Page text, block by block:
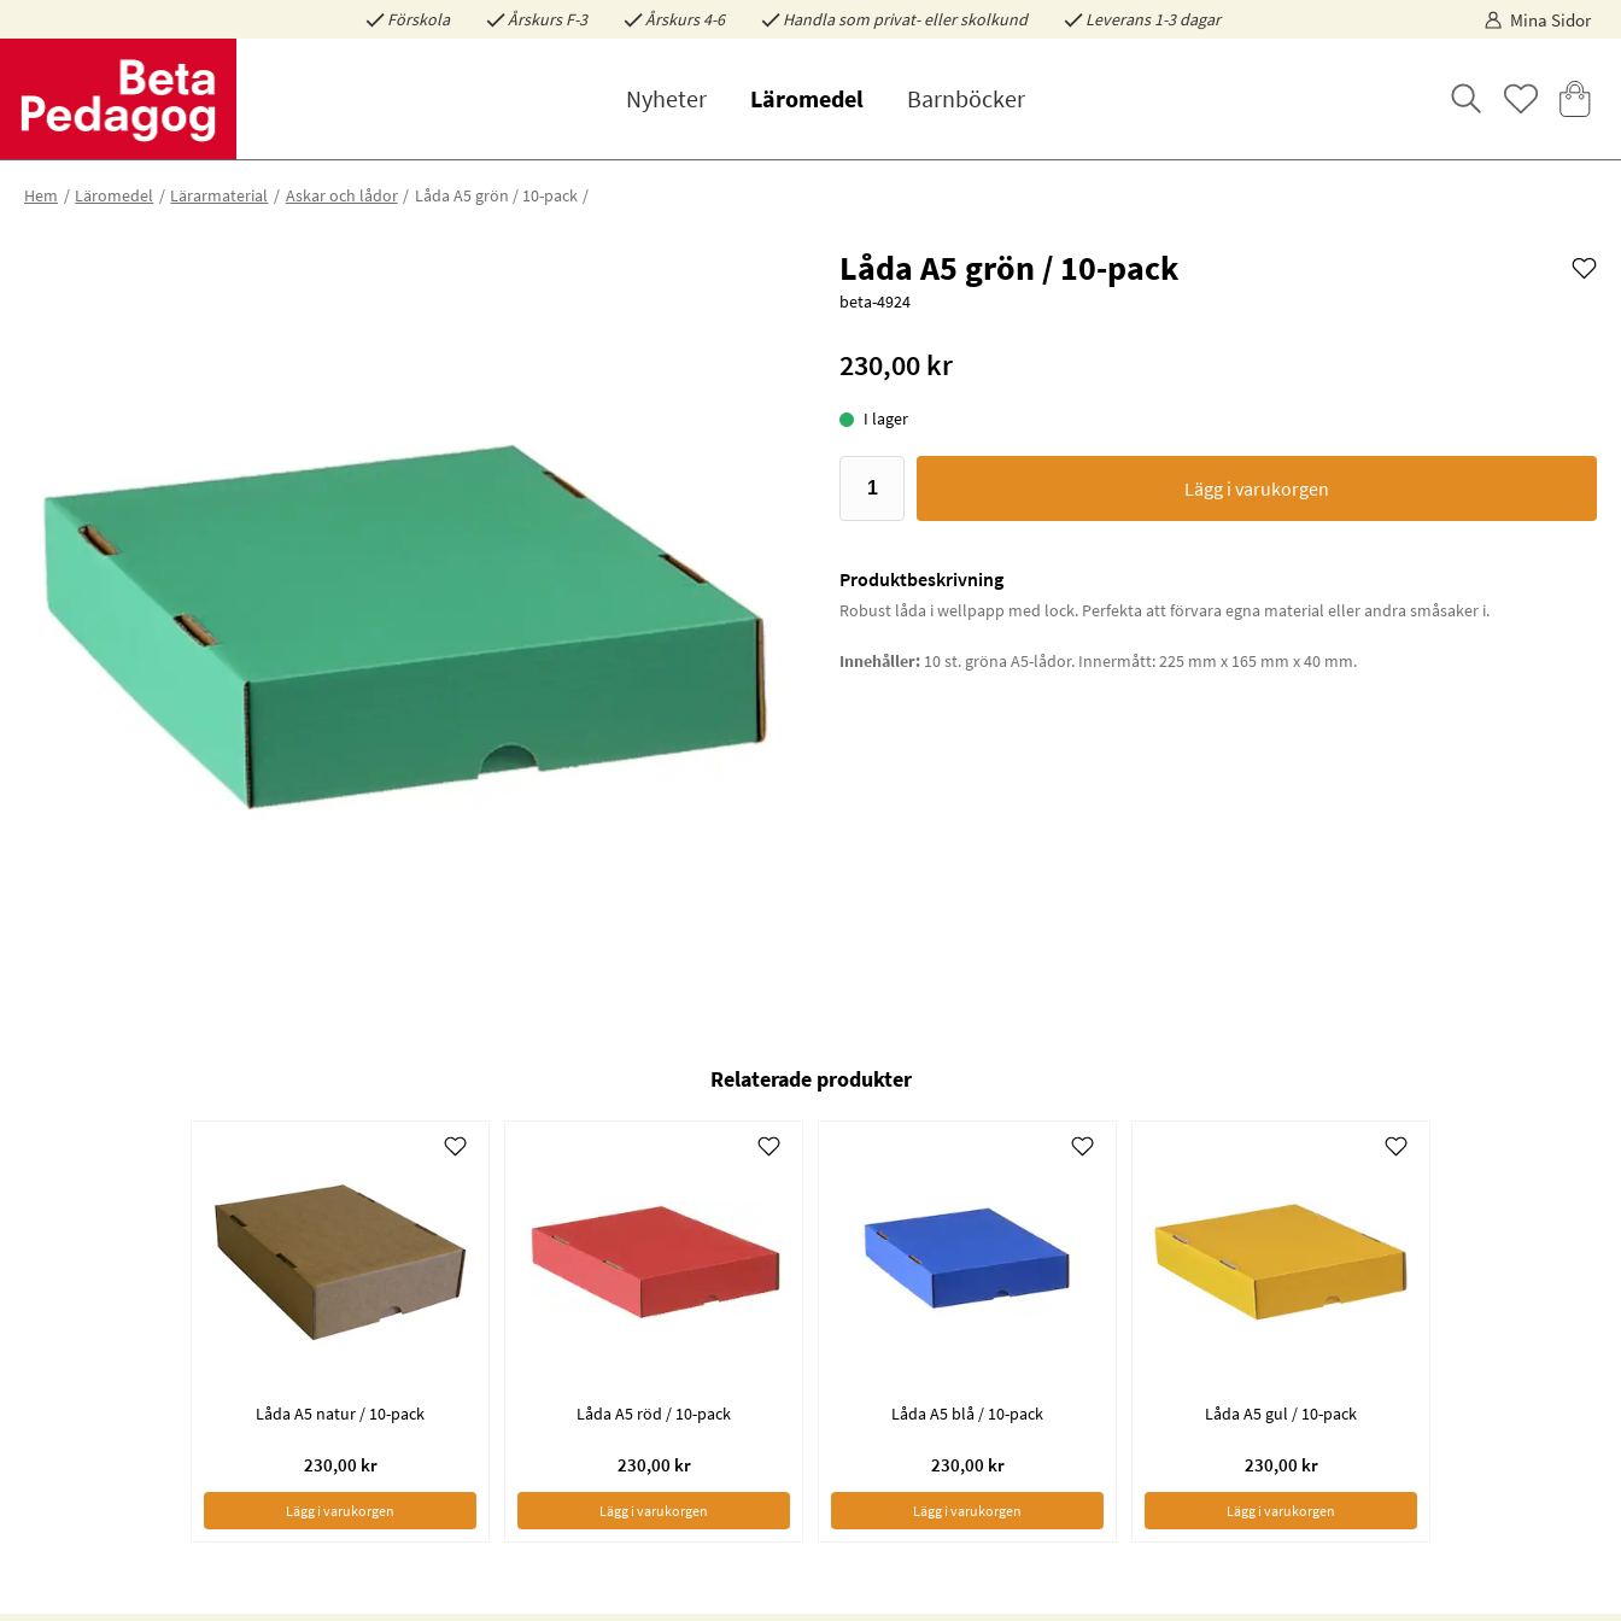
Förskola Årskurs F-3 Årskurs 4-6 Handla som privat- eller skolkund Leverans 1-3 dagar Mina Sidor
Nyheter Läromedel Barnböcker
Hem Läromedel Lärarmaterial Askar och lådor Låda A5 grön / 10-pack
Låda A5 grön / 10-pack
beta-4924
230,00 kr
I lager
Lägg i varukorgen
Produktbeskrivning
Robust låda i wellpapp med lock. Perfekta att förvara egna material eller andra småsaker i.
Innehåller: 10 st. gröna A5-lådor. Innermått: 225 mm x 165 mm x 40 mm.
Relaterade produkter
Låda A5 natur / 10-pack
230,00 kr
Lägg i varukorgen
Låda A5 röd / 10-pack
230,00 kr
Lägg i varukorgen
Låda A5 blå / 10-pack
230,00 kr
Lägg i varukorgen
Låda A5 gul / 10-pack
230,00 kr
Lägg i varukorgen